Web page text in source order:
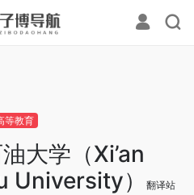
等教育
大学（Xi’an
University）
翻译站